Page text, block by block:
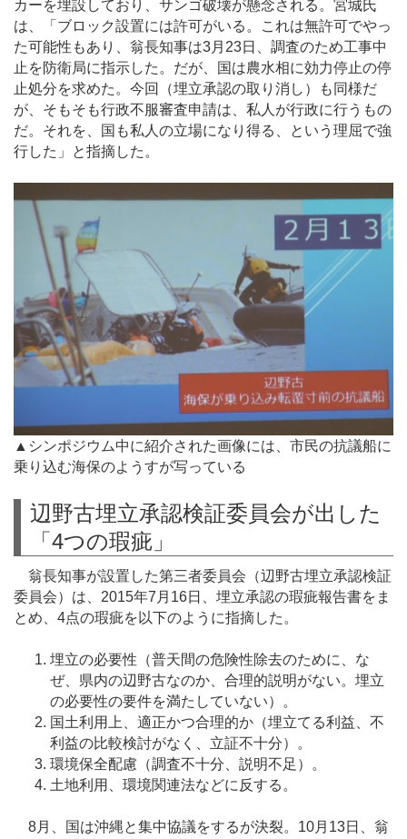
カーを埋設しており、サンゴ破壊が懸念される。宮城氏
は、「ブロック設置には許可がいる。これは無許可でやっ
た可能性もあり、翁長知事は3月23日、調査のため工事中
止を防衛局に指示した。だが、国は農水相に効力停止の停
止処分を求めた。今回（埋立承認の取り消し）も同様だ
が、そもそも行政不服審査申請は、私人が行政に行うもの
だ。それを、国も私人の立場になり得る、という理屈で強
行した」と指摘した。
▲シンポジウム中に紹介された画像には、市民の抗議船に
乗り込む海保のようすが写っている
辺野古埋立承認検証委員会が出した
「4つの瑕疵」
翁長知事が設置した第三者委員会（辺野古埋立承認検証
委員会）は、2015年7月16日、埋立承認の瑕疵報告書をま
とめ、4点の瑕疵を以下のように指摘した。
埋立の必要性（普天間の危険性除去のために、な
ぜ、県内の辺野古なのか、合理的説明がない。埋立
の必要性の要件を満たしていない）。
国土利用上、適正かつ合理的か（埋立てる利益、不
利益の比較検討がなく、立証不十分）。
環境保全配慮（調査不十分、説明不足）。
土地利用、環境関連法などに反する。
8月、国は沖縄と集中協議をするが決裂。10月13日、翁